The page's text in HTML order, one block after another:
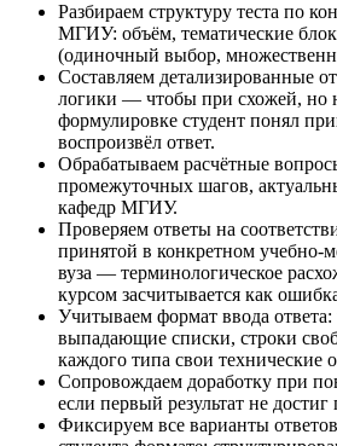
Разбираем структуру теста по
МГИУ: объём, тематические
(одиночный выбор,
Составляем детализированные
логики — чтобы при схожей, но
формулировке студент понял
воспроизвёл ответ.
Обрабатываем расчётные
промежуточных шагов,
кафедр МГИУ.
Проверяем ответы на
принятой в конкретном учебно-
вуза — терминологическое
курсом засчитывается как
Учитываем формат ввода
выпадающие списки, строки
каждого типа свои технические
Сопровождаем доработку при
если первый результат не достиг
Фиксируем все варианты